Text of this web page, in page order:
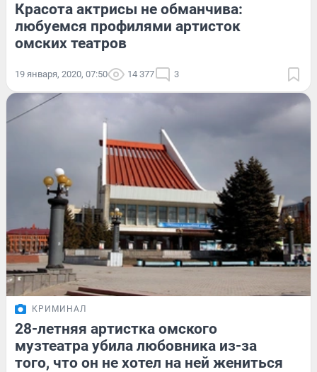
Красота актрисы не обманчива:
любуемся профилями артисток
омских театров
19 января, 2020, 07:50 14 377 3
КРИМИНАЛ
28-летняя артистка омского
музтеатра убила любовника из-за
того, что он не хотел на ней жениться